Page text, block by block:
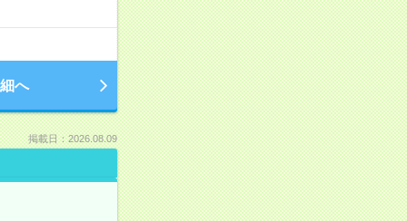
へ
掲載日：2026.08.09